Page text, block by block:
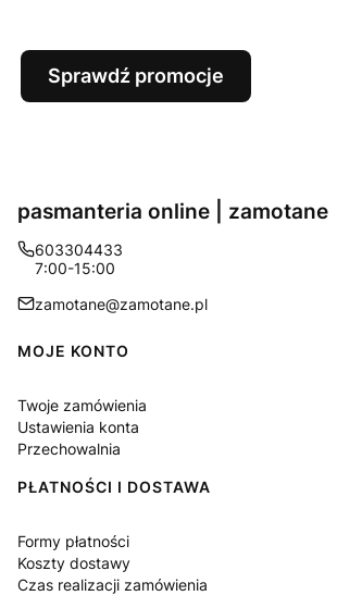
Sprawdź promocje
pasmanteria online | zamotane
603304433
7:00-15:00
zamotane@zamotane.pl
Linki w stopce
MOJE KONTO
Twoje zamówienia
Ustawienia konta
Przechowalnia
PŁATNOŚCI I DOSTAWA
Formy płatności
Koszty dostawy
Czas realizacji zamówienia